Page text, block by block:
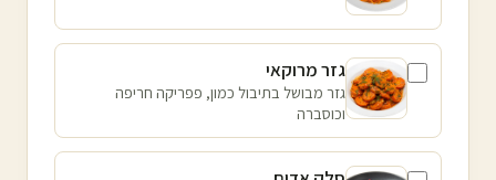
גזר מרוקאי
גזר מבושל בתיבול כמון, פפריקה חריפה
וכוסברה